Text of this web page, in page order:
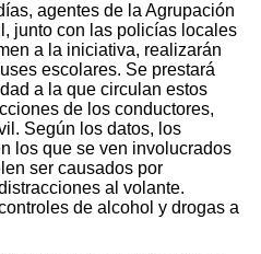
agentes de la Agrupación
junto con las policías locales
a la iniciativa, realizarán
escolares. Se prestará
a la que circulan estos
de los conductores,
Según los datos, los
los que se ven involucrados
ser causados por
al volante.
de alcohol y drogas a